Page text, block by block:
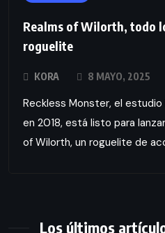
Realms of Wilorth, todo
roguelite
KORA 8 MAYO, 2025
Reckless Monster, el
en 2018, está listo para
of Wilorth, un roguelite de
Los últimos